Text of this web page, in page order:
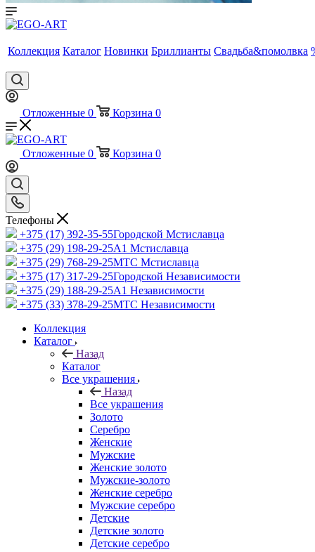
Коллекция Каталог Новинки Бриллианты Свадьба&помолвка
Отложенные 0 Корзина 0
Отложенные 0 Корзина 0
Телефоны
+375 (17) 392-35-55Городской Мстиславца
+375 (29) 198-29-25A1 Мстиславца
+375 (29) 768-29-25МТС Мстиславца
+375 (17) 317-29-25Городской Независимости
+375 (29) 188-29-25A1 Независимости
+375 (33) 378-29-25МТС Независимости
Коллекция
Каталог
Назад
Каталог
Все украшения
Назад
Все украшения
Золото
Серебро
Женские
Мужские
Женские золото
Мужские-золото
Женские серебро
Мужские серебро
Детские
Детские золото
Детские серебро